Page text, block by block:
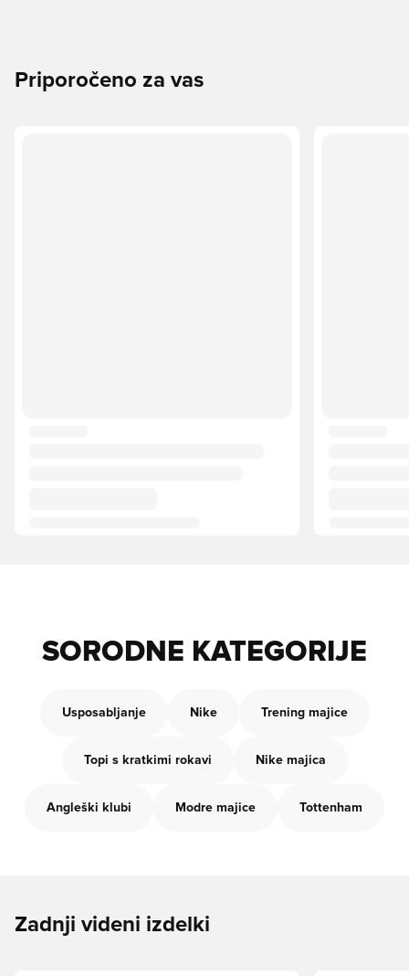
Priporočeno za vas
SORODNE KATEGORIJE
Usposabljanje Nike Trening majice
Topi s kratkimi rokavi Nike majica
Angleški klubi Modre majice Tottenham
Zadnji videni izdelki